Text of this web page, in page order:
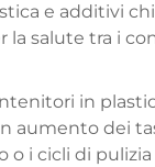
e additivi
la salute tra i
in
aumento dei
i cicli di pulizia